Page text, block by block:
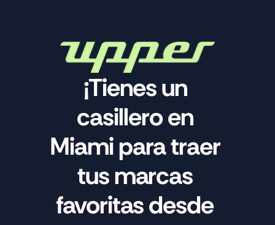
¡Tienes un
casillero en
Miami para traer
tus marcas
favoritas desde